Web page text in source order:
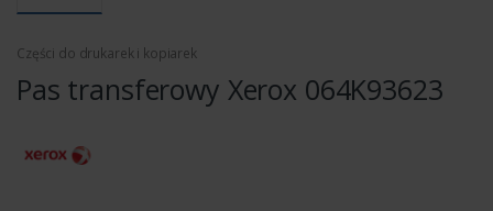
Części do drukarek i kopiarek
Pas transferowy Xerox 064K93623